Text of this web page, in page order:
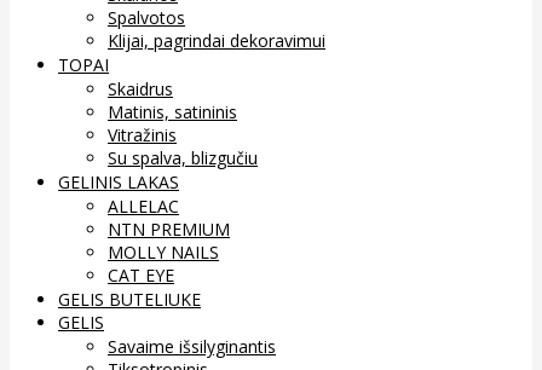
Spalvotos
Klijai, pagrindai dekoravimui
TOPAI
Skaidrus
Matinis, satininis
Vitražinis
Su spalva, blizgučiu
GELINIS LAKAS
ALLELAC
NTN PREMIUM
MOLLY NAILS
CAT EYE
GELIS BUTELIUKE
GELIS
Savaime išsilyginantis